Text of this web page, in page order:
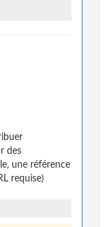
des
une référence
requise)